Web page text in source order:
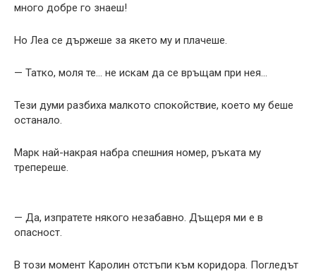
много добре го знаеш!
Но Леа се държеше за якето му и плачеше.
— Татко, моля те… не искам да се връщам при нея…
Тези думи разбиха малкото спокойствие, което му беше
останало.
Марк най-накрая набра спешния номер, ръката му
трепереше.
— Да, изпратете някого незабавно. Дъщеря ми е в
опасност.
В този момент Каролин отстъпи към коридора. Погледът